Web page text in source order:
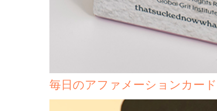
毎日のアファメーションカー